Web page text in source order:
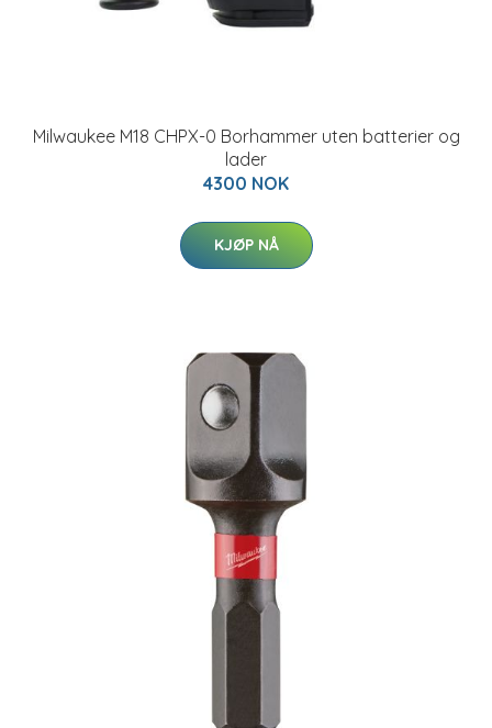
Milwaukee M18 CHPX-0 Borhammer uten batterier og
lader
4300 NOK
KJØP NÅ